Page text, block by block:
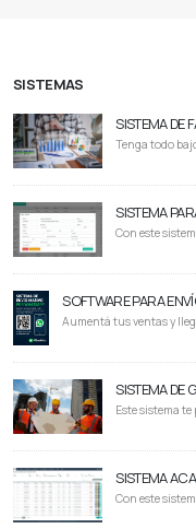
SISTEMAS
SISTEMA DE
Tenga todo
SISTEMA
Con este
SOFTWARE PARA
Aumentá tus ventas y
SISTEMA DE
Este sistema te
SISTEMA
Con este